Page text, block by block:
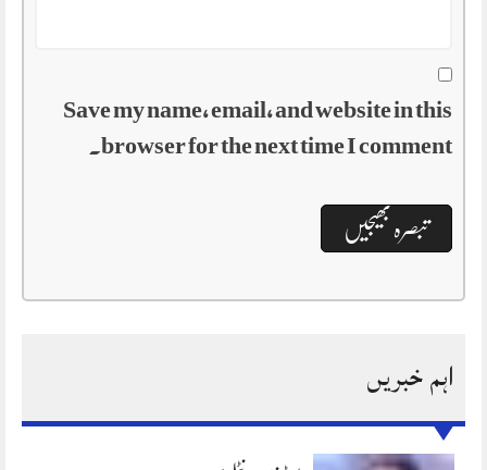
Save my name, email, and website in this
browser for the next time I comment.
اہم خبریں